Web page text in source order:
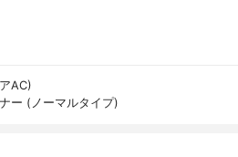
AC)
ー (ノーマルタイプ)